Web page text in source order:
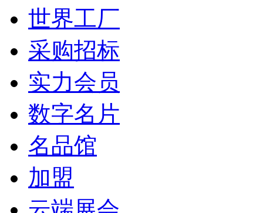
世界工厂
采购招标
实力会员
数字名片
名品馆
加盟